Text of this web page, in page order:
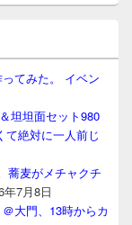
てみた。 イベン
坦坦面セット980
て絶対に一人前じ
蕎麦がメチャクチ
年7月8日
大門、13時からカ